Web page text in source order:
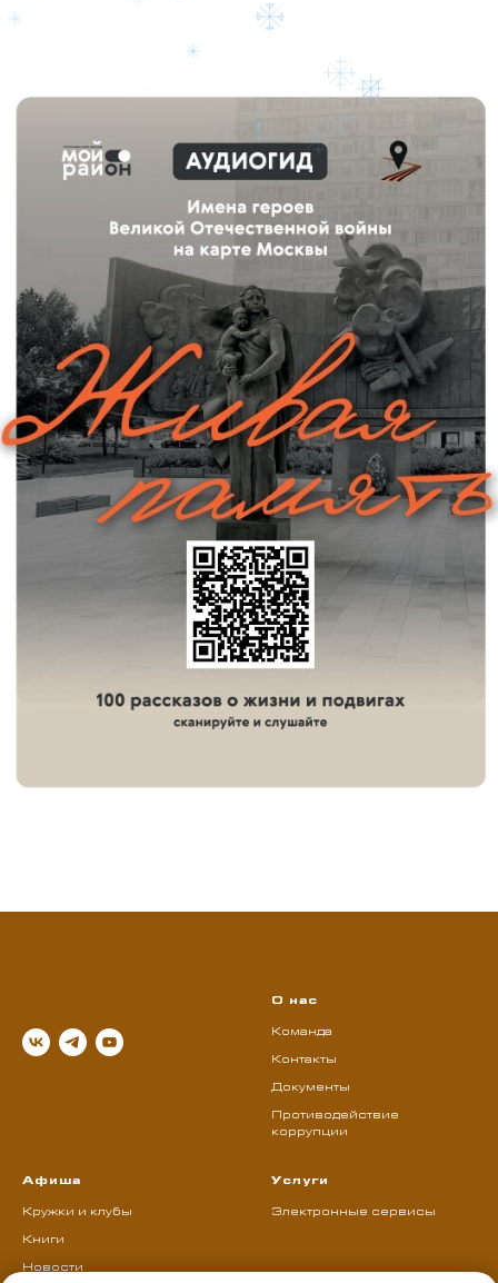
О нас
Команда
Контакты
Документы
Противодействие
коррупции
Афиша
Кружки и клубы
Книги
Новости
Услуги
Электронные сервисы